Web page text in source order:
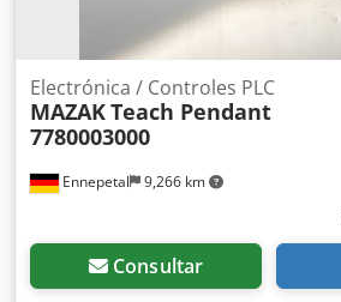
Ennepetal 9,266 km
Electrónica / Controles PLC
MAZAKTeach Pendant
7780003000
Consultar